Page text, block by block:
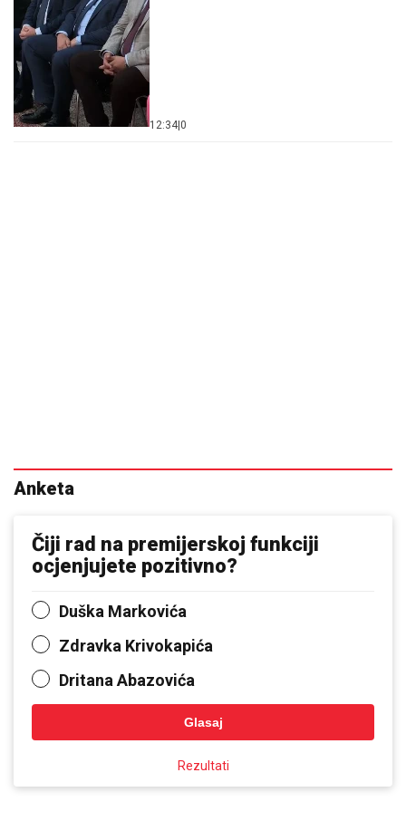
12:34|0
Anketa
Čiji rad na premijerskoj funkciji
ocjenjujete pozitivno?
Duška Markovića
Zdravka Krivokapića
Dritana Abazovića
Glasaj
Rezultati